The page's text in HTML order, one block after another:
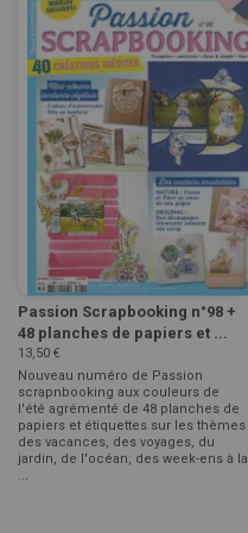
Passion Scrapbooking n°98 +
48 planches de papiers et ...
13,50 €
Nouveau numéro de Passion
scrapnbooking aux couleurs de
l'été agrémenté de 48 planches de
papiers et étiquettes sur les thèmes
des vacances, des voyages, du
jardin, de l'océan, des week-ens à la
...